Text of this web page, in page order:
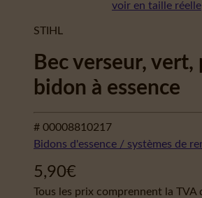
voir en taille réelle
STIHL
Bec verseur, vert,
bidon à essence
# 00008810217
Bidons d'essence / systèmes de
5,90€
Tous les prix comprennent la TVA